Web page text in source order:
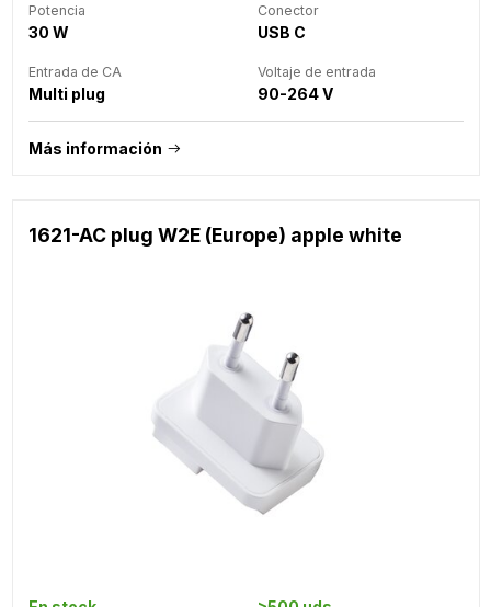
Potencia
30 W
Conector
USB C
Entrada de CA
Multi plug
Voltaje de entrada
90-264 V
Más información
1621-AC plug W2E (Europe) apple white